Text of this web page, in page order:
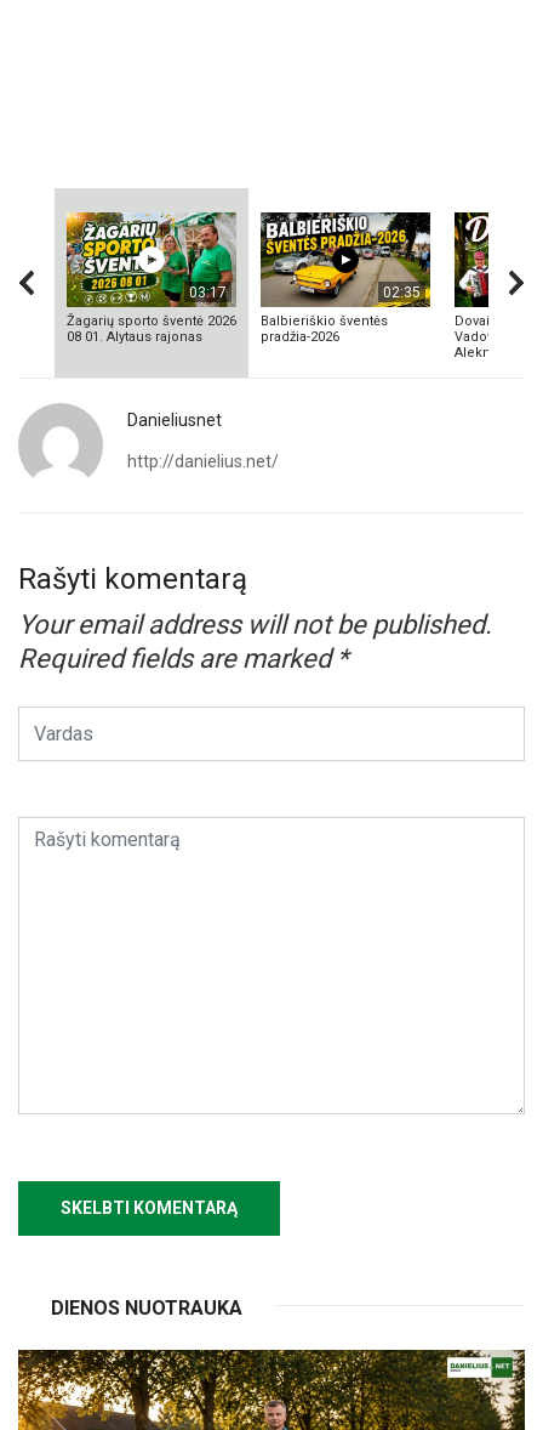
03:17
Žagarių sporto šventė 2026
08 01. Alytaus rajonas
02:35
Balbieriškio šventės
pradžia-2026
Dovainonių
Vadovas
Aleknavičius
Danieliusnet
http://danielius.net/
Rašyti komentarą
Your email address will not be published.
Required fields are marked *
DIENOS NUOTRAUKA